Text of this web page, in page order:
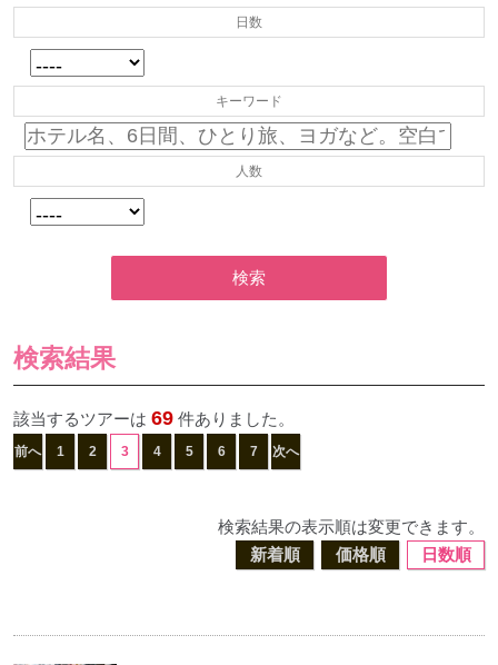
日数
キーワード
人数
検索
検索結果
該当するツアーは 69 件ありました。
前へ 1 2 3 4 5 6 7 次へ
検索結果の表示順は変更できます。
新着順
価格順 日数順